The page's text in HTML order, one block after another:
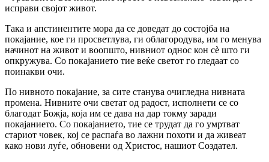
исправи својот живот.
Така и апстинентите мора да се доведат до состојба на
покајание, кое ги просветлува, ги облагородува, им го менува
начинот на живот и воопшто, нивниот однос кон сè што ги
опкружува. Со покајанието тие веќе светот го гледаат со
поинакви очи.
По нивното покајание, за сите станува очигледна нивната
промена. Нивните очи светат од радост, исполнети се со
благодат Божја, која им се дава на дар токму заради
покајанието. Со покајанието, тие се трудат да го умртват
стариот човек, кој се распаѓа во лажни похоти и да живеат
како нови луѓе, обновени од Христос, нашиот Создател.